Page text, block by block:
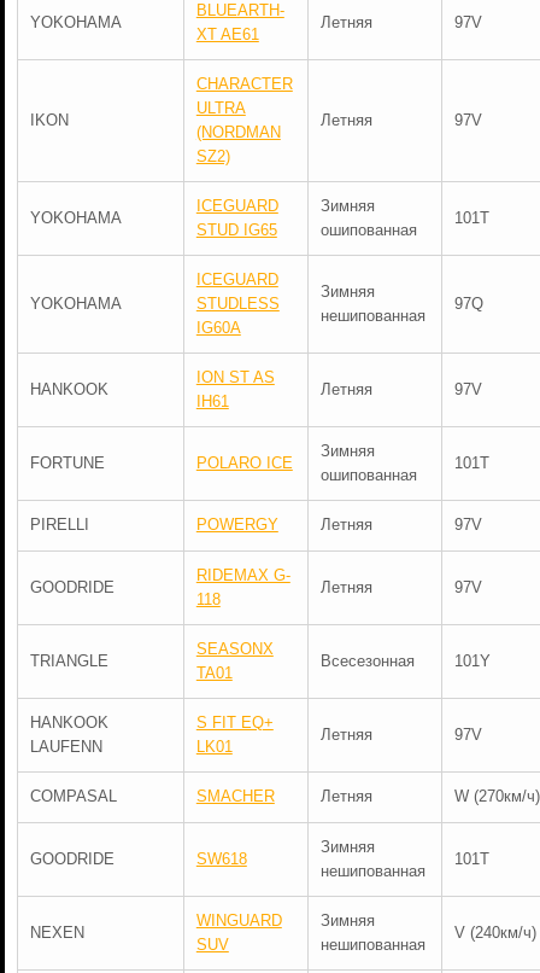
YOKOHAMA
BLUEARTH-
XT AE61
Летняя 97V
IKON
CHARACTER
ULTRA
(NORDMAN
SZ2)
Летняя 97V
YOKOHAMA
ICEGUARD
STUD IG65
Зимняя
ошипованная
101T
YOKOHAMA
ICEGUARD
STUDLESS
IG60A
Зимняя
нешипованная
97Q
HANKOOK
ION ST AS
IH61
Летняя 97V
FORTUNE POLARO ICE
Зимняя
ошипованная
101T
PIRELLI POWERGY Летняя 97V
GOODRIDE
RIDEMAX G-
118
Летняя 97V
TRIANGLE
SEASONX
TA01
Всесезонная 101Y
HANKOOK
LAUFENN
S FIT EQ+
LK01
Летняя 97V
COMPASAL SMACHER Летняя W (270км/ч)
GOODRIDE SW618
Зимняя
нешипованная
101T
NEXEN
WINGUARD
SUV
Зимняя
нешипованная
V (240км/ч)